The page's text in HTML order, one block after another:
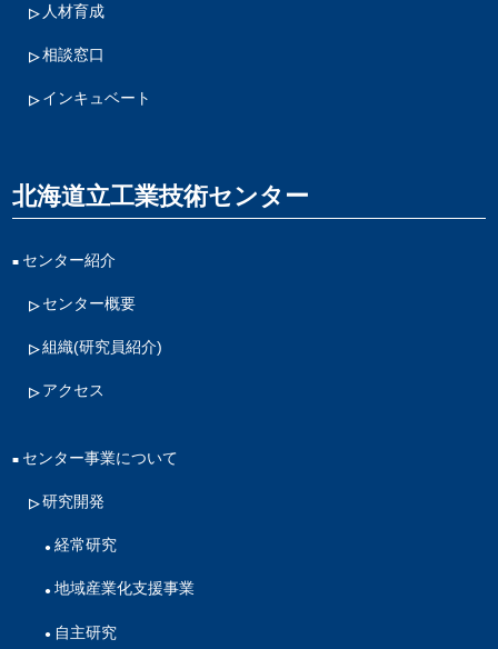
人材育成
相談窓口
インキュベート
北海道立工業技術センター
センター紹介
センター概要
組織(研究員紹介)
アクセス
センター事業について
研究開発
経常研究
地域産業化支援事業
自主研究